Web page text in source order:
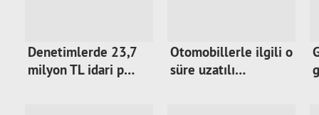
Denetimlerde 23,7
milyon TL idari p…
Otomobillerle ilgili o
süre uzatılı…